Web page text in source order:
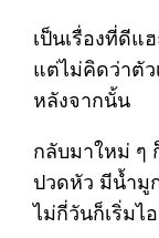
เป็นเรื่องที่ดีแ
แต่ไม่คิดว่าตัว
หลังจากนั้น
กลับมาใหม่ ๆ
ปวดหัว มีน้ำมู
ไม่กี่วันก็เริ่มไอ